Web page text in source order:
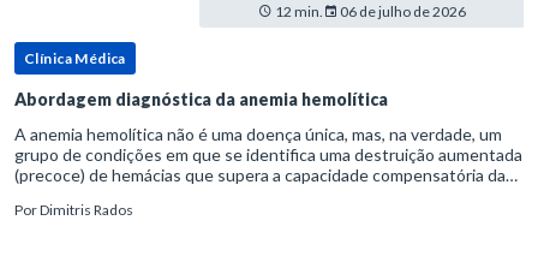
12 min. 06 de julho de 2026
Clínica Médica
Abordagem diagnóstica da anemia hemolítica
A anemia hemolítica não é uma doença única, mas, na verdade, um
grupo de condições em que se identifica uma destruição aumentada
(precoce) de hemácias que supera a capacidade compensatória da
PorDimitris Rados